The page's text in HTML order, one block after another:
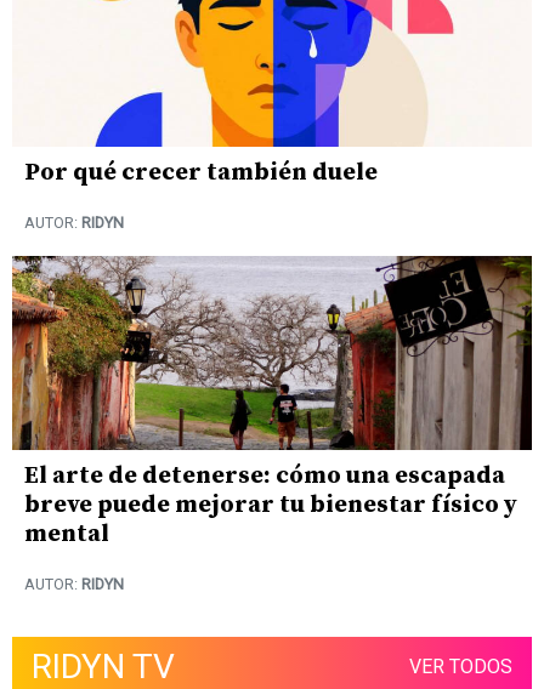
Por qué crecer también duele
AUTOR: RIDYN
El arte de detenerse: cómo una escapada
breve puede mejorar tu bienestar físico y
mental
AUTOR: RIDYN
RIDYN TV VER TODOS